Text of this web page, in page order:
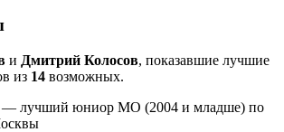
и Дмитрий Колосов, показавшие лучшие
из 14 возможных.
— лучший юниор МО (2004 и младше) по